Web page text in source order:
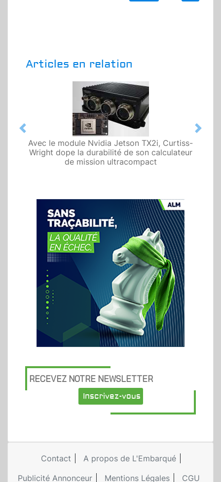
Articles en relation
Avec le module Nvidia Jetson TX2i, Curtiss-
Wright dope la durabilité de son calculateur
de mission ultracompact
Previous Next
RECEVEZ NOTRE NEWSLETTER
Inscrivez-vous
Contact
A propos de L'Embarqué
Publicité Annonceur
Mentions Légales CGU